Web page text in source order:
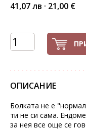
41,07 лв · 21,00 €
ОПИСАНИЕ
Болката не е
ти не си сама.
за нея все още се